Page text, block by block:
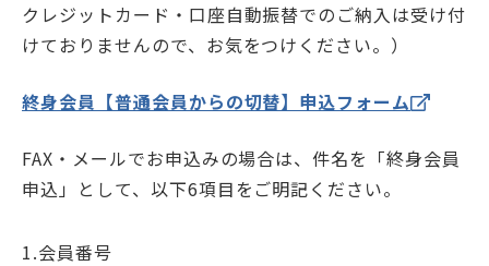
クレジットカード・口座自動振替でのご納入は受け付
けておりませんので、お気をつけください。）
終身会員【普通会員からの切替】申込フォーム
FAX・メールでお申込みの場合は、件名を「終身会員
申込」として、以下6項目をご明記ください。
1.会員番号